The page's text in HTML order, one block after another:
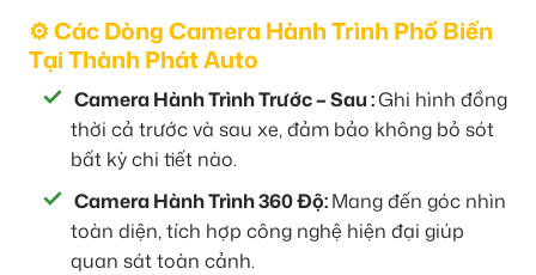
⚙️ Các Dòng Camera Hành Trình Phổ Biến
Tại Thành Phát Auto
Camera Hành Trình Trước – Sau :Ghi hình đồng
thời cả trước và sau xe, đảm bảo không bỏ sót
bất kỳ chi tiết nào.
Camera Hành Trình 360 Độ:Mang đến góc nhìn
toàn diện, tích hợp công nghệ hiện đại giúp
quan sát toàn cảnh.